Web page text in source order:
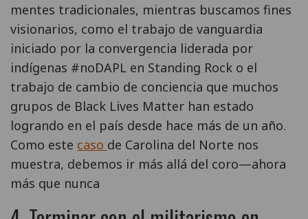
mentes tradicionales, mientras buscamos fines
visionarios, como el trabajo de vanguardia
iniciado por la convergencia liderada por
indígenas #noDAPL en Standing Rock o el
trabajo de cambio de conciencia que muchos
grupos de Black Lives Matter han estado
logrando en el país desde hace más de un año.
Como este caso de Carolina del Norte nos
muestra, debemos ir más allá del coro—ahora
más que nunca